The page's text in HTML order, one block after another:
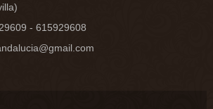
- 615929608